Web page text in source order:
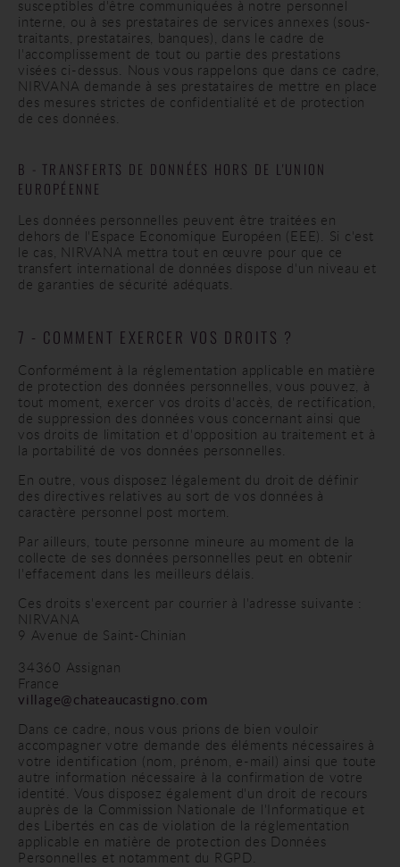
susceptibles d'être communiquées à notre personnel
interne, ou à ses prestataires de services annexes (sous-
traitants, prestataires, banques), dans le cadre de
l'accomplissement de tout ou partie des prestations
visées ci-dessus. Nous vous rappelons que dans ce cadre,
NIRVANA demande à ses prestataires de mettre en place
des mesures strictes de confidentialité et de protection
de ces données.
B - TRANSFERTS DE DONNÉES HORS DE L'UNION
EUROPÉENNE
Les données personnelles peuvent être traitées en
dehors de l'Espace Economique Européen (EEE). Si c'est
le cas, NIRVANA mettra tout en œuvre pour que ce
transfert international de données dispose d'un niveau et
de garanties de sécurité adéquats.
7 - COMMENT EXERCER VOS DROITS ?
Conformément à la réglementation applicable en matière
de protection des données personnelles, vous pouvez, à
tout moment, exercer vos droits d'accès, de rectification,
de suppression des données vous concernant ainsi que
vos droits de limitation et d'opposition au traitement et à
la portabilité de vos données personnelles.
En outre, vous disposez légalement du droit de définir
des directives relatives au sort de vos données à
caractère personnel post mortem.
Par ailleurs, toute personne mineure au moment de la
collecte de ses données personnelles peut en obtenir
l'effacement dans les meilleurs délais.
Ces droits s'exercent par courrier à l'adresse suivante :
NIRVANA
9 Avenue de Saint-Chinian
34360 Assignan
France
village@chateaucastigno.com
Dans ce cadre, nous vous prions de bien vouloir
accompagner votre demande des éléments nécessaires à
votre identification (nom, prénom, e-mail) ainsi que toute
autre information nécessaire à la confirmation de votre
identité. Vous disposez également d'un droit de recours
auprès de la Commission Nationale de l'Informatique et
des Libertés en cas de violation de la réglementation
applicable en matière de protection des Données
Personnelles et notamment du RGPD.